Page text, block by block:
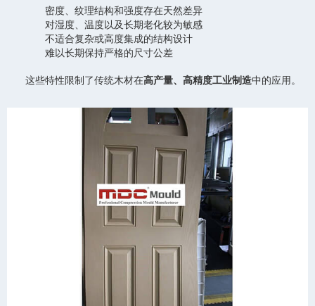
密度、纹理结构和强度存在天然差异
对湿度、温度以及长期老化较为敏感
不适合复杂或高度集成的结构设计
难以长期保持严格的尺寸公差
这些特性限制了传统木材在高产量、高精度工业制造中的应用。